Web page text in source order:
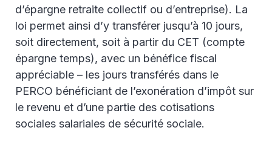
d’épargne retraite collectif ou d’entreprise). La
loi permet ainsi d’y transférer jusqu’à 10 jours,
soit directement, soit à partir du CET (compte
épargne temps), avec un bénéfice fiscal
appréciable – les jours transférés dans le
PERCO bénéficiant de l’exonération d’impôt sur
le revenu et d’une partie des cotisations
sociales salariales de sécurité sociale.